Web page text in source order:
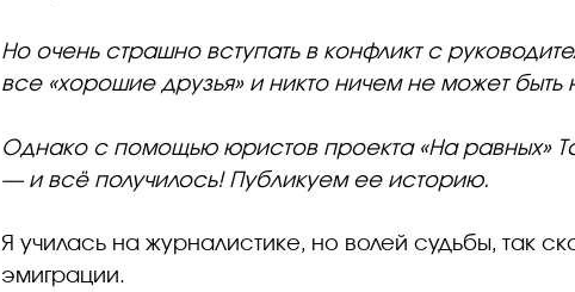
Но очень страшно вступать в конфликт с
все «хорошие друзья» и никто ничем не может быть
Однако с помощью юристов проекта «На равных»
— и всё получилось! Публикуем ее историю.
Я училась на журналистике, но волей судьбы, так
эмиграции.